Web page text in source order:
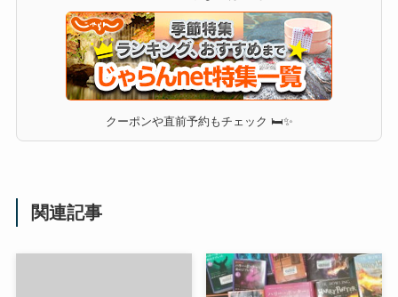
クーポンや直前予約もチェック 🛏✨
関連記事